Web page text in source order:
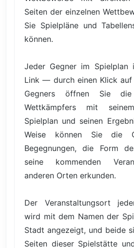
Seiten der einzelnen
Sie Spielpläne und
können.
Jeder Gegner im Spielplan
Link — durch einen Klick auf
Gegners öffnen Sie
Wettkämpfers mit
Spielplan und seinen
Weise können Sie die
Begegnungen, die Form
seine kommenden
anderen Orten erkunden.
Der Veranstaltungsort
wird mit dem Namen der
Stadt angezeigt, und beide
Seiten dieser Spielstätte